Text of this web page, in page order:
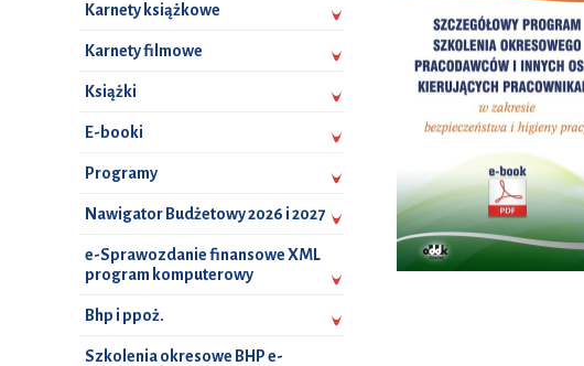
Karnety książkowe
Karnety filmowe
Książki
E-booki
Programy
Nawigator Budżetowy 2026 i 2027
e-Sprawozdanie finansowe XML
program komputerowy
Bhp i ppoż.
Szkolenia okresowe BHP e-